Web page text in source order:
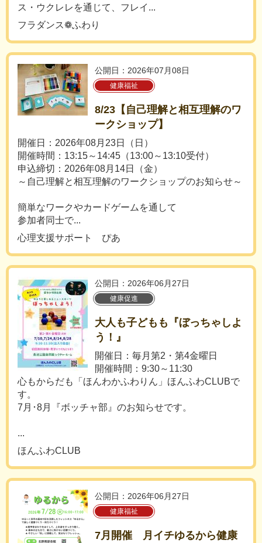
ス・ウクレレを通じて、フレイ...
フラダンス❁ふわり
公開日：2026年07月08日
健康福祉
8/23【自己理解と相互理解のワ
ークショップ】
開催日：2026年08月23日（日）
開催時間：13:15～14:45（13:00～13:10受付）
申込締切：2026年08月14日（金）
～自己理解と相互理解のワークショップのお知らせ～
簡単なワークやカードゲームを通して
参加者同士で...
心理支援サポート ぴあ
公開日：2026年06月27日
健康促進
大人も子どもも『ぼっちゃしよ
う！』
開催日：毎月第2・第4金曜日
開催時間：9:30～11:30
心もからだも「ほんわかふわりん」ほんふわCLUBで
す。
7月･8月『ボッチャ部』のお知らせです。
...
ほんふわCLUB
公開日：2026年06月27日
健康福祉
7月開催 月イチゆるから健康